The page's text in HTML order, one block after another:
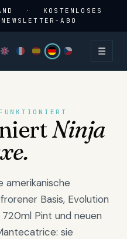
·
KOSTENLOSES
ABO
☰
Ninja
amerikanische
Basis, Evolution
Pint und neuen
sie